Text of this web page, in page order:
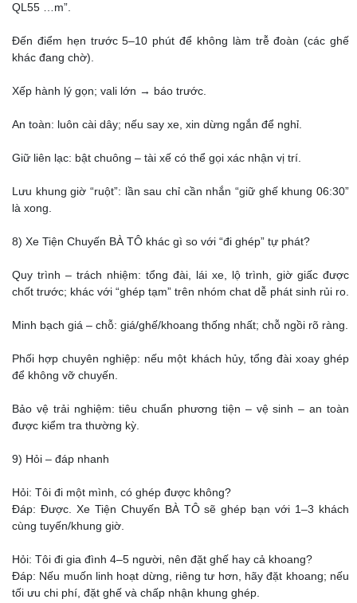
QL55 …m”.
Đến điểm hẹn trước 5–10 phút để không làm trễ đoàn (các ghế
khác đang chờ).
Xếp hành lý gọn; vali lớn → báo trước.
An toàn: luôn cài dây; nếu say xe, xin dừng ngắn để nghỉ.
Giữ liên lạc: bật chuông – tài xế có thể gọi xác nhận vị trí.
Lưu khung giờ “ruột”: lần sau chỉ cần nhắn “giữ ghế khung 06:30”
là xong.
8) Xe Tiện Chuyến BÀ TÔ khác gì so với “đi ghép” tự phát?
Quy trình – trách nhiệm: tổng đài, lái xe, lộ trình, giờ giấc được
chốt trước; khác với “ghép tạm” trên nhóm chat dễ phát sinh rủi ro.
Minh bạch giá – chỗ: giá/ghế/khoang thống nhất; chỗ ngồi rõ ràng.
Phối hợp chuyên nghiệp: nếu một khách hủy, tổng đài xoay ghép
để không vỡ chuyến.
Bảo vệ trải nghiệm: tiêu chuẩn phương tiện – vệ sinh – an toàn
được kiểm tra thường kỳ.
9) Hỏi – đáp nhanh
Hỏi: Tôi đi một mình, có ghép được không?
Đáp: Được. Xe Tiện Chuyến BÀ TÔ sẽ ghép bạn với 1–3 khách
cùng tuyến/khung giờ.
Hỏi: Tôi đi gia đình 4–5 người, nên đặt ghế hay cả khoang?
Đáp: Nếu muốn linh hoạt dừng, riêng tư hơn, hãy đặt khoang; nếu
tối ưu chi phí, đặt ghế và chấp nhận khung ghép.